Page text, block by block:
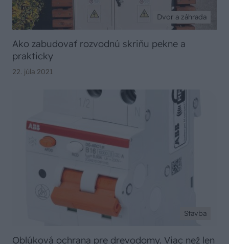
Dvor a záhrada
Ako zabudovať rozvodnú skriňu pekne a
prakticky
22. júla 2021
Stavba
Oblúková ochrana pre drevodomy. Viac než len